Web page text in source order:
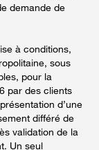
demande de
à conditions,
sous
pour la
par des clients
d’une
différé de
validation de la
Un seul